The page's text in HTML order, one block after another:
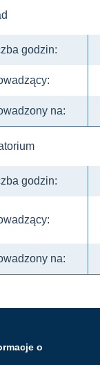
godzin:
na:
godzin:
na:
o